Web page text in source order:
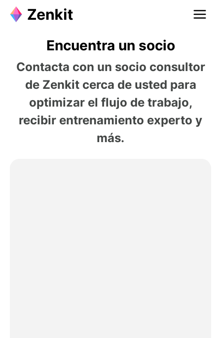
Encuentra un socio
Contacta con un socio consultor
de Zenkit cerca de usted para
optimizar el flujo de trabajo,
recibir entrenamiento experto y
más.